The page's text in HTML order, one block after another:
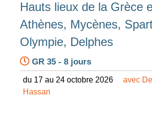
Hauts lieux de la Grèce
Athènes, Mycènes,
Olympie, Delphes
GR 35 - 8 jours
du 17 au 24 octobre 2026 avec
Hassan